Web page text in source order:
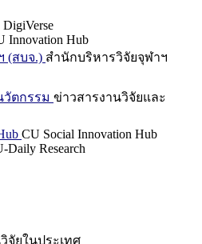
DigiVerse
Innovation Hub
(สบจ.) สำนักบริหารวิจัยจุฬาฯ
วัตกรรม ข่าวสารงานวิจัยและ
CU Social Innovation Hub
Daily Research
จัยในประเทศ